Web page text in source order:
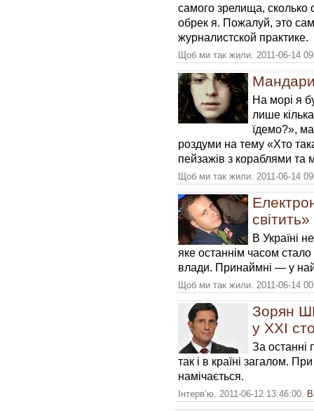
самого зрелища, сколько
обрек я. Пожалуй, это
журналистской практике.
Щоб ми так жили. 2011-06-14
На морі я
лише
їдемо?»,
роздуми на тему «Хто
пейзажів з кораблями та
Щоб ми так жили. 2011-06-14
світить»
В Україні
яке останнім часом
влади. Принаймні — у
Щоб ми так жили. 2011-06-14
Зорян
у XXІ
За останні
так і в країні загалом.
намічається.
Інтерв‘ю. 2011-06-12 13:46:00.